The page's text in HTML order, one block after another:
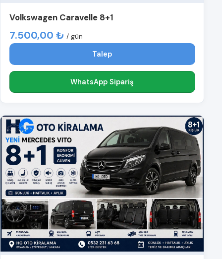
Volkswagen Caravelle 8+1
7.500,00 ₺ / gün
Talep
WhatsApp Sipariş